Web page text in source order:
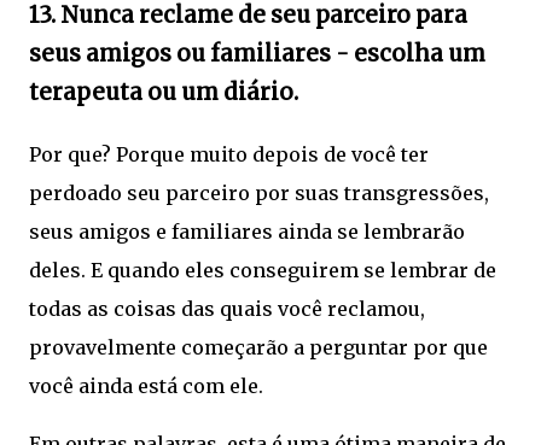
13. Nunca reclame de seu parceiro para
seus amigos ou familiares - escolha um
terapeuta ou um diário.
Por que? Porque muito depois de você ter
perdoado seu parceiro por suas transgressões,
seus amigos e familiares ainda se lembrarão
deles. E quando eles conseguirem se lembrar de
todas as coisas das quais você reclamou,
provavelmente começarão a perguntar por que
você ainda está com ele.